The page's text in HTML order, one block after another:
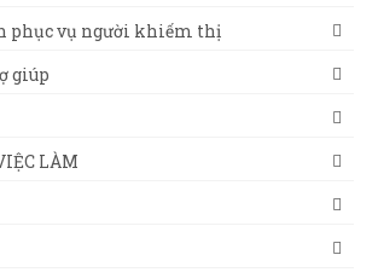
phục vụ người khiếm thị
giúp
LÀM